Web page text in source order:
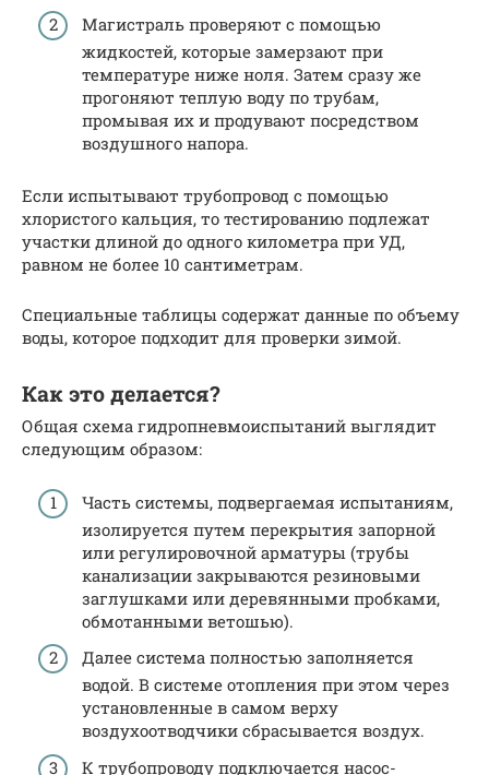
Магистраль проверяют с помощью
жидкостей, которые замерзают при
температуре ниже ноля. Затем сразу же
прогоняют теплую воду по трубам,
промывая их и продувают посредством
воздушного напора.
Если испытывают трубопровод с помощью
хлористого кальция, то тестированию подлежат
участки длиной до одного километра при УД,
равном не более 10 сантиметрам.
Специальные таблицы содержат данные по объему
воды, которое подходит для проверки зимой.
Как это делается?
Общая схема гидропневмоиспытаний выглядит
следующим образом:
Часть системы, подвергаемая испытаниям,
изолируется путем перекрытия запорной
или регулировочной арматуры (трубы
канализации закрываются резиновыми
заглушками или деревянными пробками,
обмотанными ветошью).
Далее система полностью заполняется
водой. В системе отопления при этом через
установленные в самом верху
воздухоотводчики сбрасывается воздух.
К трубопроводу подключается насос-